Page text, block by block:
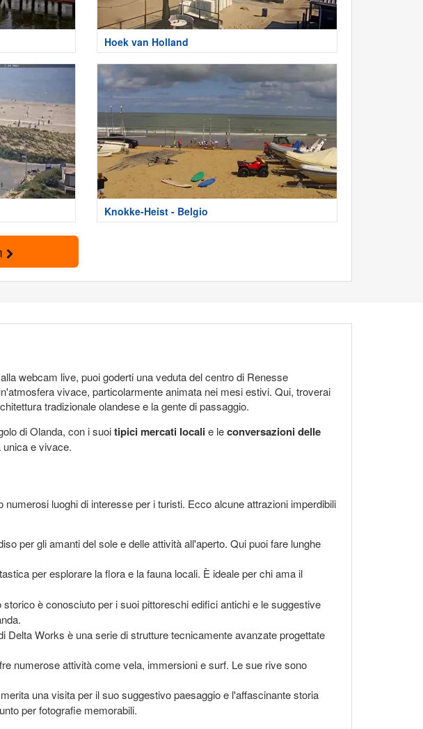
Hoek van Holland
Knokke-Heist - Belgio
webcam live, puoi goderti una veduta del centro di Renesse
vivace, particolarmente animata nei mesi estivi. Qui, troverai
tradizionale olandese e la gente di passaggio.
di Olanda, con i suoitipici mercati localie leconversazioni delle
unica e vivace.
luoghi di interesse per i turisti. Ecco alcune attrazioni imperdibili
per gli amanti del sole e delle attività all'aperto. Qui puoi fare lunghe
per esplorare la flora e la fauna locali. È ideale per chi ama il
è conosciuto per i suoi pittoreschi edifici antichi e le suggestive
Works è una serie di strutture tecnicamente avanzate progettate
numerose attività come vela, immersioni e surf. Le sue rive sono
una visita per il suo suggestivo paesaggio e l'affascinante storia
per fotografie memorabili.